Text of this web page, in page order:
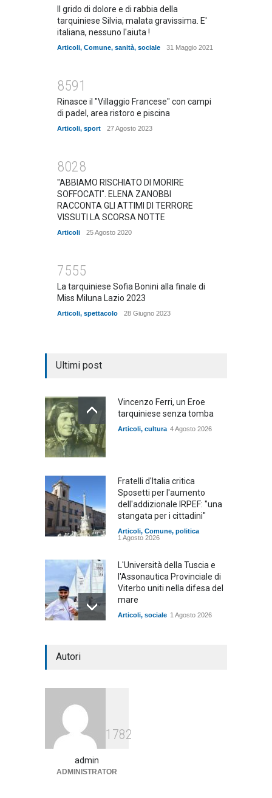
Il grido di dolore e di rabbia della
tarquiniese Silvia, malata gravissima. E'
italiana, nessuno l'aiuta !
Articoli, Comune, sanità, sociale 31 Maggio 2021
8591
Rinasce il "Villaggio Francese" con campi
di padel, area ristoro e piscina
Articoli, sport 27 Agosto 2023
8028
"ABBIAMO RISCHIATO DI MORIRE
SOFFOCATI". ELENA ZANOBBI
RACCONTA GLI ATTIMI DI TERRORE
VISSUTI LA SCORSA NOTTE
Articoli 25 Agosto 2020
7555
La tarquiniese Sofia Bonini alla finale di
Miss Miluna Lazio 2023
Articoli, spettacolo 28 Giugno 2023
Ultimi post
Vincenzo Ferri, un Eroe
tarquiniese senza tomba
Articoli, cultura 4 Agosto 2026
Fratelli d'Italia critica
Sposetti per l'aumento
dell'addizionale IRPEF: "una
stangata per i cittadini"
Articoli, Comune, politica
1 Agosto 2026
L'Università della Tuscia e
l'Assonautica Provinciale di
Viterbo uniti nella difesa del
mare
Articoli, sociale 1 Agosto 2026
arrivano i pagamenti PAC, la
Autori
1782
admin
ADMINISTRATOR